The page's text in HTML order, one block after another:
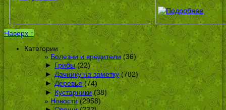
Наверх ↑
Категории
Болезни и вредители(36)
► Грибы(22)
► Дачнику на заметку(782)
► Деревья (74)
► Кустарники(38)
Новости(2958)